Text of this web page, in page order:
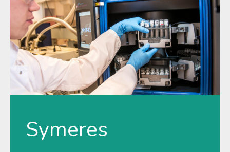
Symeres